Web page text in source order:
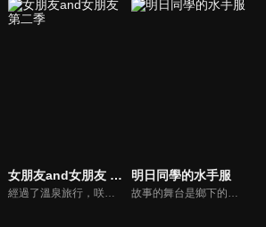
女朋友and女朋友 第二季 明日同學的水手服